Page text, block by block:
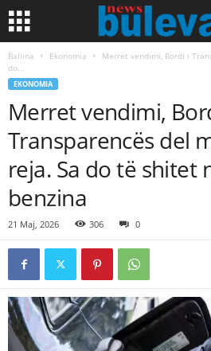
Ballina Ekonomia
Merret vendimi, Bordi i
do...
EKONOMIA
Merret vendimi,
Transparencës del
reja. Sa do të shitet
benzina
21 Maj, 2026 306 0